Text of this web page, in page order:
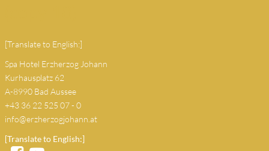
[Translate to English:]
Spa Hotel Erzherzog Johann
Kurhausplatz 62
A-8990 Bad Aussee
+43 36 22 525 07 - 0
info@erzherzogjohann.at
[Translate to English:]